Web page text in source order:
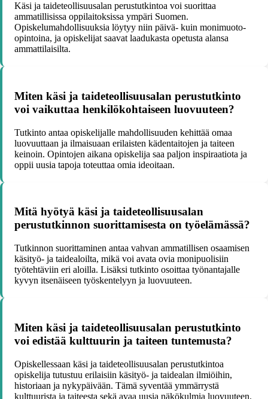
Käsi ja taideteollisuusalan perustutkintoa voi suorittaa
ammatillisissa oppilaitoksissa ympäri Suomen.
Opiskelumahdollisuuksia löytyy niin päivä- kuin monimuoto-
opintoina, ja opiskelijat saavat laadukasta opetusta alansa
ammattilaisilta.
Miten käsi ja taideteollisuusalan perustutkinto
voi vaikuttaa henkilökohtaiseen luovuuteen?
Tutkinto antaa opiskelijalle mahdollisuuden kehittää omaa
luovuuttaan ja ilmaisuaan erilaisten kädentaitojen ja taiteen
keinoin. Opintojen aikana opiskelija saa paljon inspiraatiota ja
oppii uusia tapoja toteuttaa omia ideoitaan.
Mitä hyötyä käsi ja taideteollisuusalan
perustutkinnon suorittamisesta on työelämässä?
Tutkinnon suorittaminen antaa vahvan ammatillisen osaamisen
käsityö- ja taidealoilta, mikä voi avata ovia monipuolisiin
työtehtäviin eri aloilla. Lisäksi tutkinto osoittaa työnantajalle
kyvyn itsenäiseen työskentelyyn ja luovuuteen.
Miten käsi ja taideteollisuusalan perustutkinto
voi edistää kulttuurin ja taiteen tuntemusta?
Opiskellessaan käsi ja taideteollisuusalan perustutkintoa
opiskelija tutustuu erilaisiin käsityö- ja taidealan ilmiöihin,
historiaan ja nykypäivään. Tämä syventää ymmärrystä
kulttuurista ja taiteesta sekä avaa uusia näkökulmia luovuuteen.